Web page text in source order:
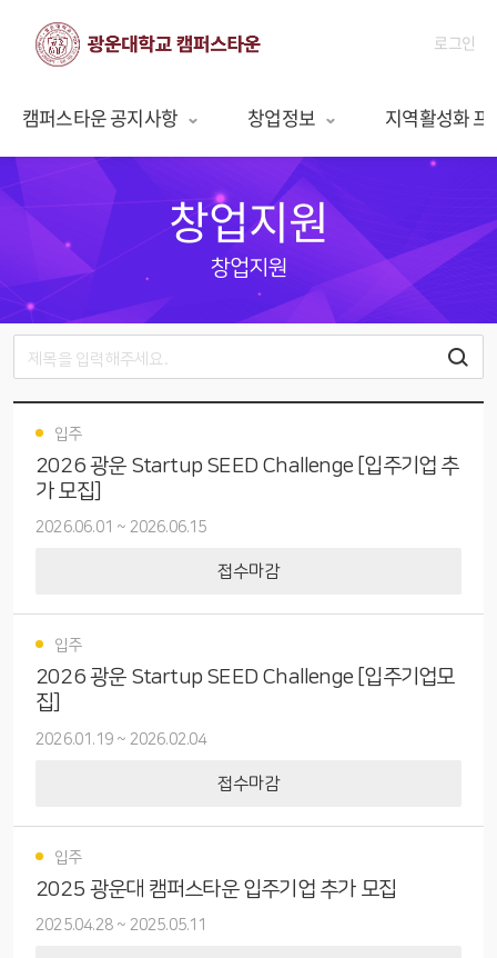
로그인
캠퍼스타운 공지사항 창업정보 지역활성화 프
창업지원
창업지원
입주
2026 광운 Startup SEED Challenge [입주기업 추
가 모집]
2026.06.01 ~ 2026.06.15
접수마감
입주
2026 광운 Startup SEED Challenge [입주기업모
집]
2026.01.19 ~ 2026.02.04
접수마감
입주
2025 광운대 캠퍼스타운 입주기업 추가 모집
2025.04.28 ~ 2025.05.11